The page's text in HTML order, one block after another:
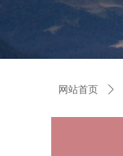
网站首页 ꄲ